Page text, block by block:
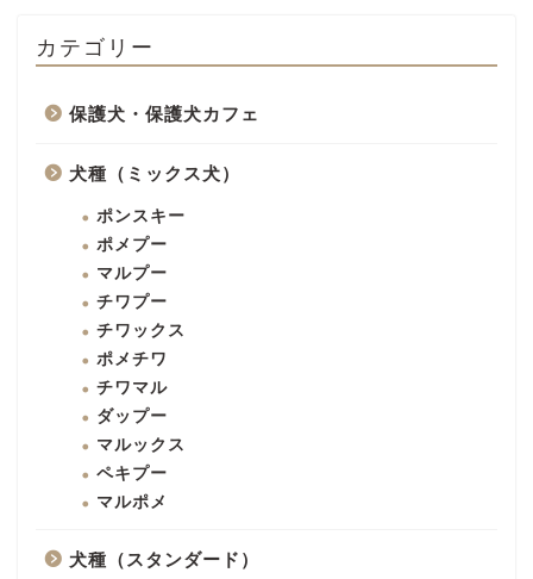
カテゴリー
保護犬・保護犬カフェ
犬種（ミックス犬）
ポンスキー
ポメプー
マルプー
チワプー
チワックス
ポメチワ
チワマル
ダップー
マルックス
ペキプー
マルポメ
犬種（スタンダード）